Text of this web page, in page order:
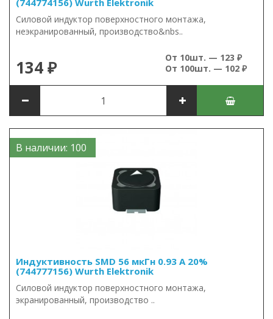
(744774156) Wurth Elektronik
Силовой индуктор поверхностного монтажа,
неэкранированный, производство&nbs..
134 ₽
От 10шт. — 123 ₽
От 100шт. — 102 ₽
В наличии: 100
Индуктивность SMD 56 мкГн 0.93 А 20%
(744777156) Wurth Elektronik
Силовой индуктор поверхностного монтажа,
экранированный, производство ..